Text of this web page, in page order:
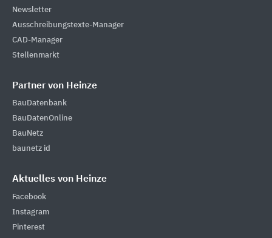
Newsletter
Ausschreibungstexte-Manager
CAD-Manager
Stellenmarkt
Partner von Heinze
BauDatenbank
BauDatenOnline
BauNetz
baunetz id
Aktuelles von Heinze
Facebook
Instagram
Pinterest